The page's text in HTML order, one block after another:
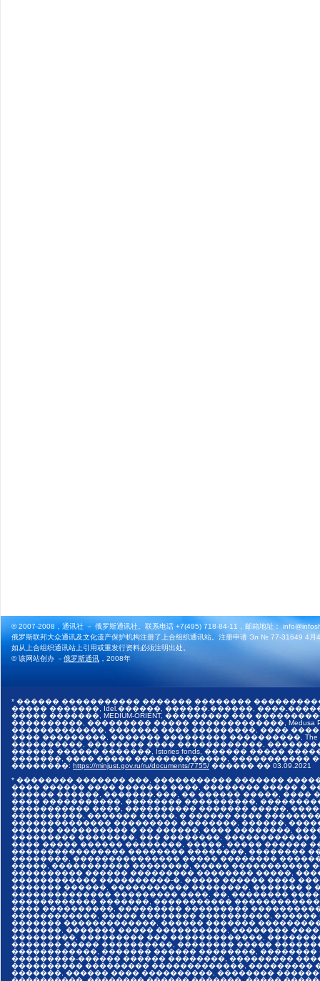
© 2007-2008，通讯社 － 俄罗斯通讯社。联系电话 +7(495) 718-84-11，邮箱地址：
俄罗斯联邦大众通讯及文化遗产保护机构注册了上合组织通讯站。注册申请 Эл № 77-31649 4月
如从上合组织通讯站上引用或重发行资料必须注明出处。
© 该网站创办 －俄罗斯通讯 ，2008年
* ������ ����������� ������� ��������
����� �������, Idel.������, ������.������,
����� �������, MEDIUM-ORIENT, ��������� ���
����������, ��������� ����� �������������, Medusa
�������������, ������� ���� ���������, ����
���� ���������, ������� ��������� ����������,
����������, �������� ���� ������������,
������ ������ �������, Istories fonds, ������ �����
�������, ���� ����� �������������, �����������
��������: https://minjust.gov.ru/ru/documents/7755/ ������ �� 03.09.2021
* �������� ������� ���, ����������� �������
���� ������ ���� ������� ����, �������� ����� �
������ ������, �������.���, �� ������ �����,
���� �����������, �������� ����������,
����������� ����, ���������� ������� �����,
����������, ������� �����, � ������ ����
�������������� ��������� ��������, ������,
������ ���������� � �� ������, ���� ��������,
��������� ��������, ��� ��������,
���� ����� ������ ��������, �����, ����� ������
���������������� �������� ��������, ��������
��������, ��������������� ����� ��������
�����, ����������� ��������, ����� �����������
���������� ������ ��������� �������� �����,
������������ ����������-�, ����� ������ ����
������� ������, ����������� ��������, �������
�������������� ��������� ����. ��, ��������
������������ �������, �����������
���� ����������, ��������� ���������
������������, ����� �������� ����������,
������� �������������, ������ �������
�������, ������� ����� ����������, ��������
���������, ��������� ��� �������������,
������� ����� ����������, �������� �����
������������, ������� ������ ��������,
���������-������ ������ ��������, ���������
���������� ��������� �������������, ���������
�������, ������ ���� ����������, ��������